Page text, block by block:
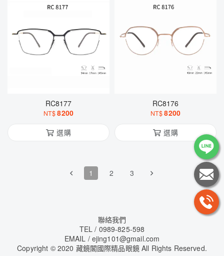
RC8177
NT$8200
選購
RC8176
NT$8200
選購
1 2 3
聯絡我們
TEL / 0989-825-598
EMAIL / ejing101@gmail.com
Copyright ©2020 藏鏡閣國際精品眼鏡 All Rights Reserved.